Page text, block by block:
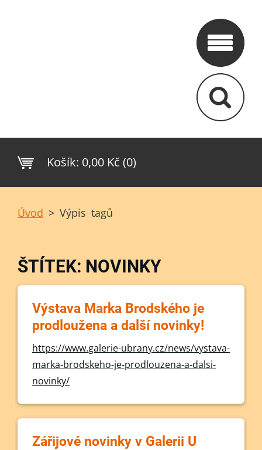
Košík: 0,00 Kč (0)
Úvod > Výpis tagů
ŠTÍTEK: NOVINKY
Výstava Marka Brodského je
prodloužena a další novinky!
https://www.galerie-ubrany.cz/news/vystava-
marka-brodskeho-je-prodlouzena-a-dalsi-
novinky/
Zářijové novinky v Galerii U